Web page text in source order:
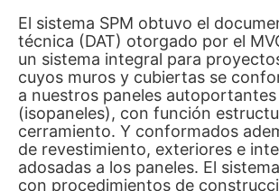
El sistema SPM obtuvo el
técnica (DAT) otorgado por el
un sistema integral para
cuyos muros y cubiertas se
a nuestros paneles
(isopaneles), con función
cerramiento. Y conformados
de revestimiento, exteriores e
adosadas a los paneles. El
con procedimientos de